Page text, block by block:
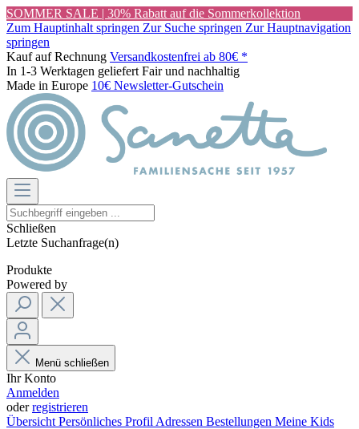
SOMMER SALE | 30% Rabatt auf die Sommerkollektion
Zum Hauptinhalt springen Zur Suche springen Zur Hauptnavigation
springen
Kauf auf Rechnung Versandkostenfrei ab 80€ *
In 1-3 Werktagen geliefert Fair und nachhaltig
Made in Europe 10€ Newsletter-Gutschein
Schließen
Letzte Suchanfrage(n)
Produkte
Powered by
Menü schließen
Ihr Konto
Anmelden
oderregistrieren
Übersicht Persönliches Profil Adressen Bestellungen Meine Kids